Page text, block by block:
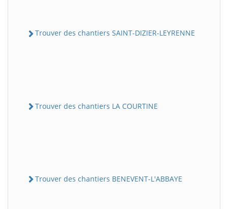
Trouver des chantiers SAINT-DIZIER-LEYRENNE
Trouver des chantiers LA COURTINE
Trouver des chantiers BENEVENT-L'ABBAYE